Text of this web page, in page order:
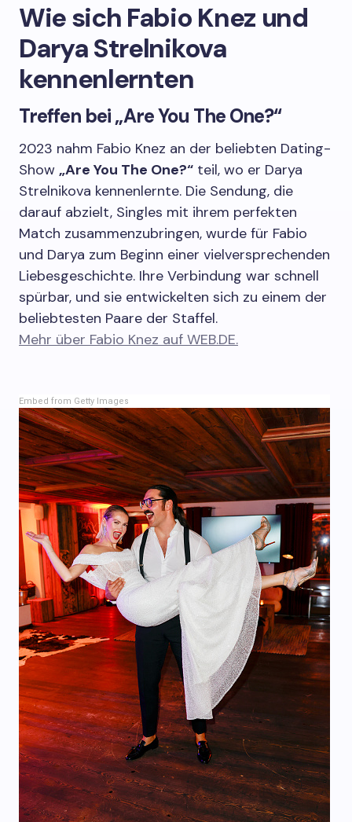
Wie sich Fabio Knez und
Darya Strelnikova
kennenlernten
Treffen bei „Are You The One?“
2023 nahm Fabio Knez an der beliebten Dating-
Show „Are You The One?“ teil, wo er Darya
Strelnikova kennenlernte. Die Sendung, die
darauf abzielt, Singles mit ihrem perfekten
Match zusammenzubringen, wurde für Fabio
und Darya zum Beginn einer vielversprechenden
Liebesgeschichte. Ihre Verbindung war schnell
spürbar, und sie entwickelten sich zu einem der
beliebtesten Paare der Staffel.
Mehr über Fabio Knez auf WEB.DE.
Embed from Getty Images